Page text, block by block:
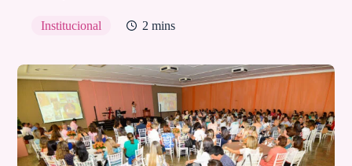
Institucional 2 mins